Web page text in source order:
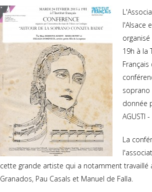
l'Alsace
19h à la
soprano
donnée
AGUSTI
La
cette grande artiste qui a notamment travaillé
Granados, Pau Casals et Manuel de Falla.